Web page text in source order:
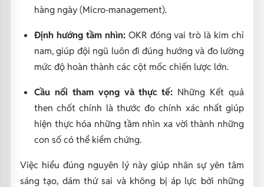
hàng ngày (Micro-management).
Định hướng tầm nhìn:OKR đóng vai trò là kim chỉ
nam, giúp đội ngũ luôn đi đúng hướng và đo lường
mức độ hoàn thành các cột mốc chiến lược lớn.
Cầu nối tham vọng và thực tế: Những Kết quả
then chốt chính là thước đo chính xác nhất giúp
hiện thực hóa những tầm nhìn xa vời thành những
con số có thể kiểm chứng.
Việc hiểu đúng nguyên lý này giúp nhân sự yên tâm
sáng tạo, dám thử sai và không bị áp lực bởi những